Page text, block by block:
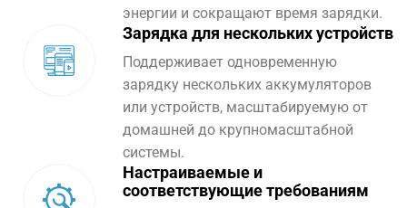
энергии и сокращают время зарядки.
Зарядка для нескольких устройств
Поддерживает одновременную
зарядку нескольких аккумуляторов
или устройств, масштабируемую от
домашней до крупномасштабной
системы.
Настраиваемые и
соответствующие требованиям